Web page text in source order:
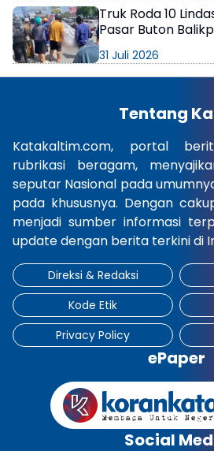
Truk Roda 10
Pasar Buton
31 Juli 2026
Tentang
Katakaltim.com, portal
rubrikasi beragam,
seputar Nasional pada
pada khususnya. Dengan
menjadi sumber informasi
update dengan berita terkini di
Direksi & Redaksi
Kode Etik
Privacy Policy
ePaper
Social